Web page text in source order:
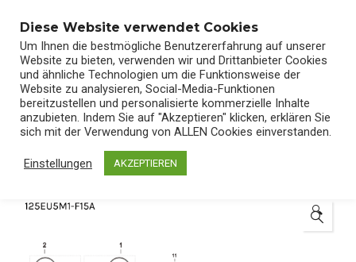
Start/Shop/Ersatzteile
🔍
Diese Website verwendet Cookies
Um Ihnen die bestmögliche Benutzererfahrung auf unserer
Website zu bieten, verwenden wir und Drittanbieter Cookies
und ähnliche Technologien um die Funktionsweise der
Website zu analysieren, Social-Media-Funktionen
bereitzustellen und personalisierte kommerzielle Inhalte
anzubieten. Indem Sie auf "Akzeptieren" klicken, erklären Sie
sich mit der Verwendung von ALLEN Cookies einverstanden.
Einstellungen AKZEPTIEREN